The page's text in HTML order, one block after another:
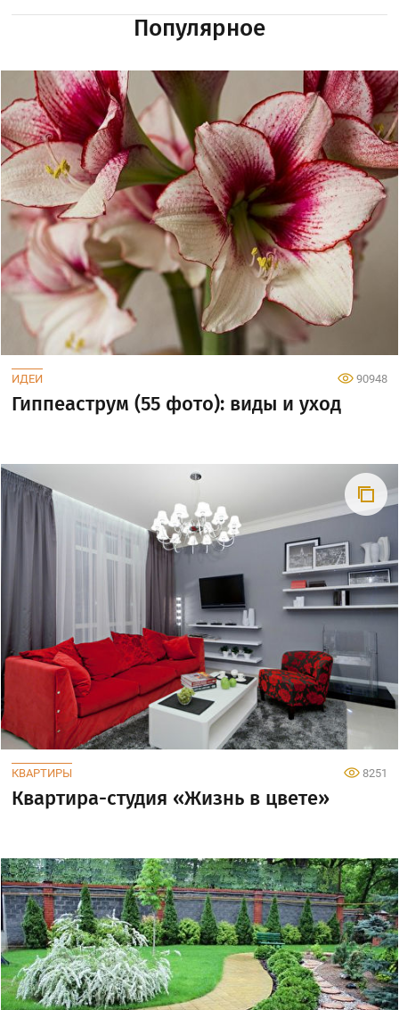
Популярное
ИДЕИ 90948
Гиппеаструм (55 фото): виды и уход
КВАРТИРЫ 8251
Квартира-студия «Жизнь в цвете»